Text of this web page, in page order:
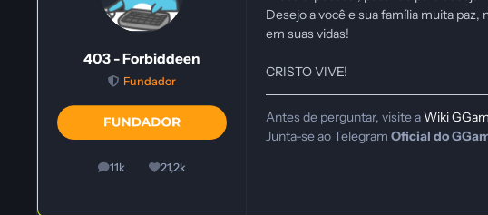
403 - Forbiddeen
Fundador
11k
posts 21,2k
Reputação
Desejo a você e sua família muita
em suas vidas!
CRISTO VIVE!
Antes de perguntar, visite aWiki
Junta-se ao Telegram Oficial do